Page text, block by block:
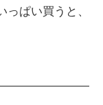
っぱい買うと、